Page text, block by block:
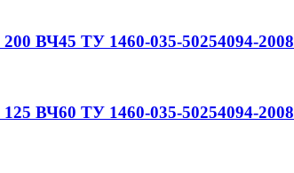
200 ВЧ45 ТУ 1460-035-50254094-2008
125 ВЧ60 ТУ 1460-035-50254094-2008